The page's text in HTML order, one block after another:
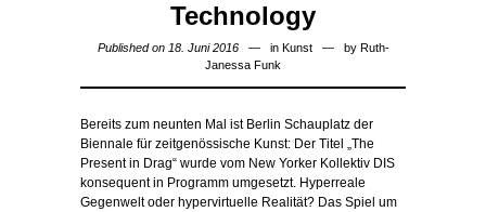
Technology
Published on 18. Juni 2016 in Kunst by Ruth-
Janessa Funk
Bereits zum neunten Mal ist Berlin Schauplatz der
Biennale für zeitgenössische Kunst: Der Titel „The
Present in Drag“ wurde vom New Yorker Kollektiv DIS
konsequent in Programm umgesetzt. Hyperreale
Gegenwelt oder hypervirtuelle Realität? Das Spiel um